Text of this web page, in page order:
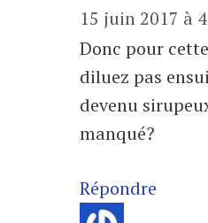
15 juin 2017 à
Donc pour
diluez pas
devenu
manqué?
Répondre